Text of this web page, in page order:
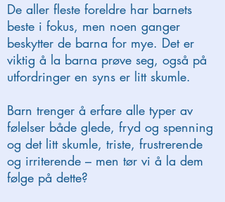
De aller fleste foreldre har barnets
beste i fokus, men noen ganger
beskytter de barna for mye. Det er
viktig å la barna prøve seg, også på
utfordringer en syns er litt skumle.
Barn trenger å erfare alle typer av
følelser både glede, fryd og spenning
og det litt skumle, triste, frustrerende
og irriterende – men tør vi å la dem
følge på dette?